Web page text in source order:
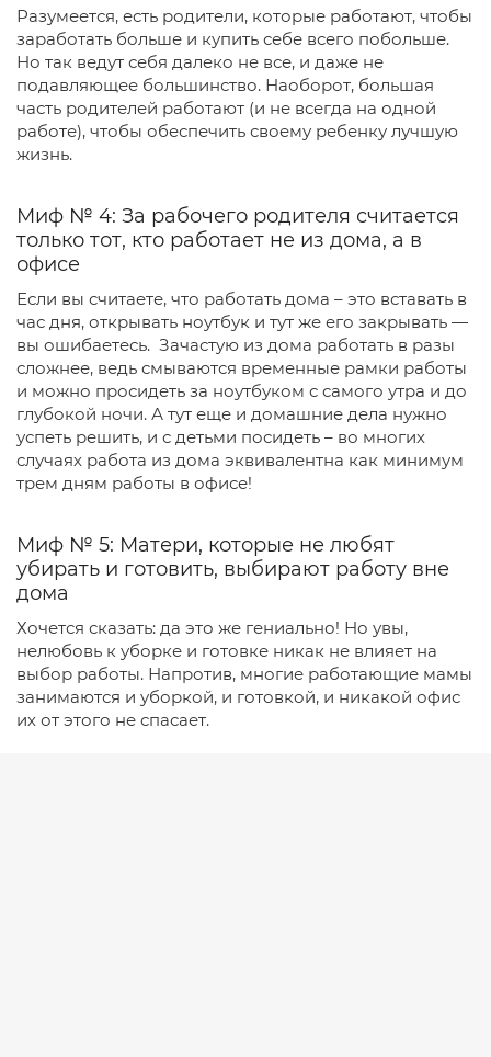
Разумеется, есть родители, которые работают, чтобы
заработать больше и купить себе всего побольше.
Но так ведут себя далеко не все, и даже не
подавляющее большинство. Наоборот, большая
часть родителей работают (и не всегда на одной
работе), чтобы обеспечить своему ребенку лучшую
жизнь.
Миф № 4: За рабочего родителя считается
только тот, кто работает не из дома, а в
офисе
Если вы считаете, что работать дома – это вставать в
час дня, открывать ноутбук и тут же его закрывать —
вы ошибаетесь. Зачастую из дома работать в разы
сложнее, ведь смываются временные рамки работы
и можно просидеть за ноутбуком с самого утра и до
глубокой ночи. А тут еще и домашние дела нужно
успеть решить, и с детьми посидеть – во многих
случаях работа из дома эквивалентна как минимум
трем дням работы в офисе!
Миф № 5: Матери, которые не любят
убирать и готовить, выбирают работу вне
дома
Хочется сказать: да это же гениально! Но увы,
нелюбовь к уборке и готовке никак не влияет на
выбор работы. Напротив, многие работающие мамы
занимаются и уборкой, и готовкой, и никакой офис
их от этого не спасает.